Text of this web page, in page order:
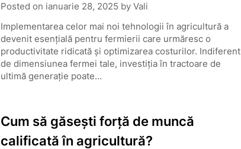
Posted on ianuarie 28, 2025 by Vali
Implementarea celor mai noi tehnologii în agricultură a
devenit esențială pentru fermierii care urmăresc o
productivitate ridicată și optimizarea costurilor. Indiferent
de dimensiunea fermei tale, investiția în tractoare de
ultimă generație poate…
Cum să găsești forță de muncă
calificată în agricultură?